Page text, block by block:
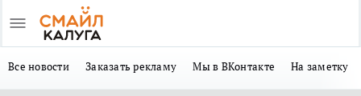
Все новости Заказать рекламу Мы в ВКонтакте На заметку